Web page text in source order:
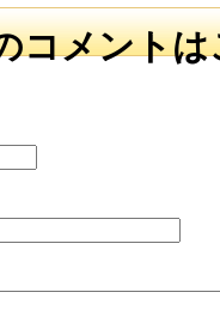
コメントは